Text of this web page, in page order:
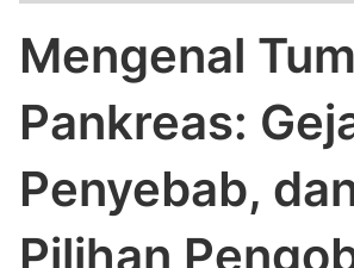
Mengenal
Pankreas:
Penyebab,
Pilihan